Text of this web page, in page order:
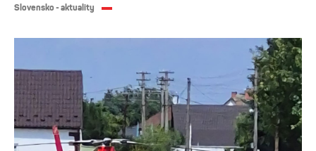
Slovensko - aktuality